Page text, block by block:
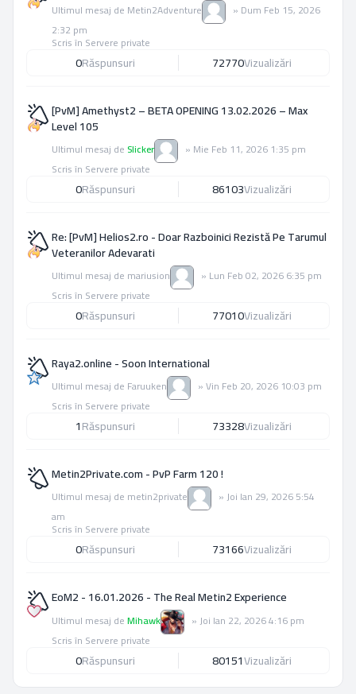
Ultimul mesaj de Metin2Adventure » Dum Feb 15, 2026
2:32 pm
Scris în Servere private
0Răspunsuri 72770Vizualizări
[PvM] Amethyst2 – BETA OPENING 13.02.2026 – Max
Level 105
Ultimul mesaj deSlicker » Mie Feb 11, 2026 1:35 pm
Scris în Servere private
0Răspunsuri 86103Vizualizări
Re: [PvM] Helios2.ro - Doar Razboinici Rezistă Pe Tarumul
Veteranilor Adevarati
Ultimul mesaj de mariusion » Lun Feb 02, 2026 6:35 pm
Scris în Servere private
0Răspunsuri 77010Vizualizări
Raya2.online - Soon International
Ultimul mesaj de Faruuken »Vin Feb 20, 2026 10:03 pm
Scris în Servere private
1Răspunsuri 73328Vizualizări
Metin2Private.com - PvP Farm 120 !
Ultimul mesaj de metin2private » Joi Ian 29, 2026 5:54
am
Scris în Servere private
0Răspunsuri 73166Vizualizări
EoM2 - 16.01.2026 - The Real Metin2 Experience
Ultimul mesaj deMihawk » Joi Ian 22, 2026 4:16 pm
Scris în Servere private
0Răspunsuri 80151Vizualizări